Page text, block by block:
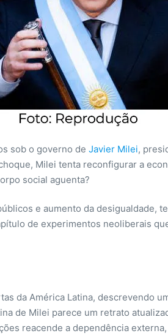
sob o governo de Javier Milei,
Milei tenta reconfigurar a
social aguenta?
e aumento da desigualdade,
de experimentos neoliberais
da América Latina, descrevendo
de Milei parece um retrato
reacende a dependência